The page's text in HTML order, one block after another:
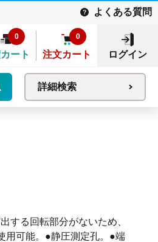
よくある質問
ート
0
注文カート
0
ログイン
詳細検索
する回転部分がないため、
用可能。●静圧測定孔。●端